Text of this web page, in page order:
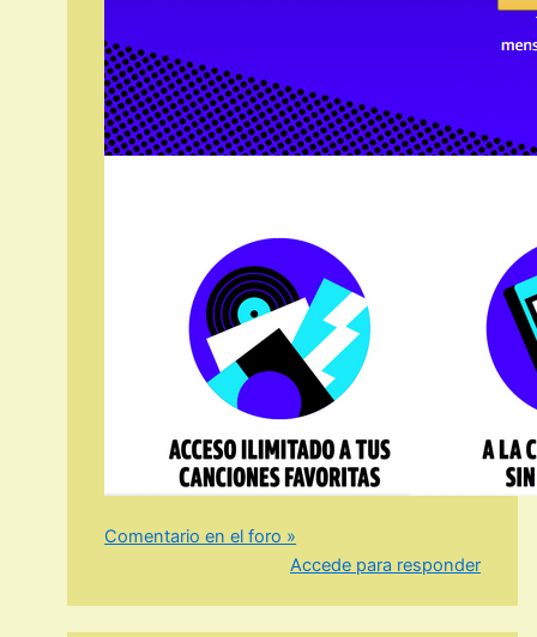
Comentario en el foro »
Accede para responder